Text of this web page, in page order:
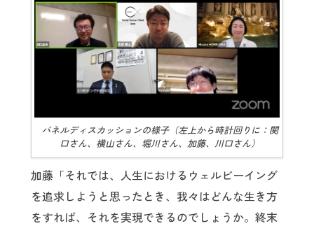
パネルディスカッションの様子（左上から時計回りに：関
口さん、横山さん、堀川さん、加藤、川口さん）
加藤「それでは、人生におけるウェルビーイング
を追求しようと思ったとき、我々はどんな生き方
をすれば、それを実現できるのでしょうか。終末